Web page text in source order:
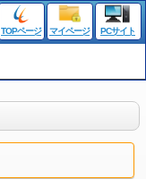
TOPページ マイページ PCサイト